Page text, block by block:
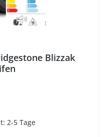
Blizzak
2-5 Tage